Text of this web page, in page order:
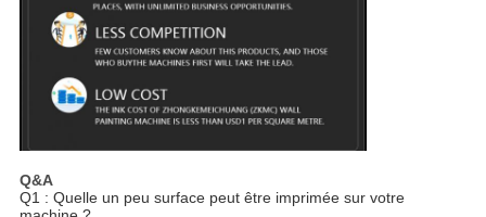
Q&A
Q1 : Quelle un peu surface peut être imprimée sur votre